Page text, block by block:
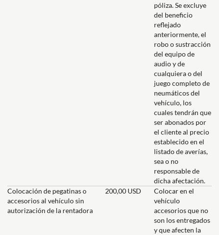
póliza. Se excluye
del beneficio
reflejado
anteriormente, el
robo o sustracción
del equipo de
audio y de
cualquiera o del
juego completo de
neumáticos del
vehículo, los
cuales tendrán que
ser abonados por
el cliente al precio
establecido en el
listado de averías,
sea o no
responsable de
dicha afectación.
Colocación de pegatinas o
accesorios al vehículo sin
autorización de la rentadora
200,00 USD
Colocar en el
vehículo
accesorios que no
son los entregados
y que afecten la